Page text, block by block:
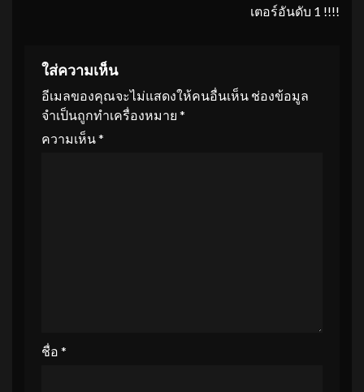
เตอร์อันดับ 1 !!!!
ใส่ความเห็น
อีเมลของคุณจะไม่แสดงให้คนอื่นเห็น ช่องข้อมูล
จำเป็นถูกทำเครื่องหมาย *
ความเห็น*
ชื่อ *